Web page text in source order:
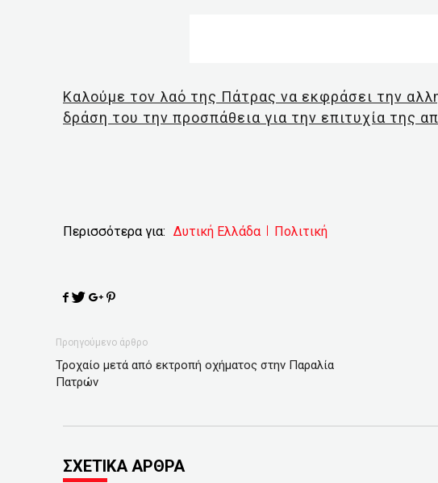
Καλούμε τον λαό της Πάτρας να εκφράσει την
δράση του την προσπάθεια για την επιτυχία της
Περισσότερα για: Δυτική Ελλάδα Πολιτική
Προηγούμενο άρθρο
Τροχαίο μετά από εκτροπή οχήματος στην Παραλία
Πατρών
ΣΧΕΤΙΚΑ ΑΡΘΡΑ